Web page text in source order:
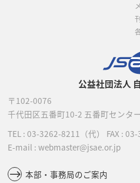
公益社団法人
〒102-0076
千代田区五番町10-2 五番町センタ
TEL : 03-3262-8211 （代） FAX :
E-mail : webmaster@jsae.or.jp
本部・事務局のご案内